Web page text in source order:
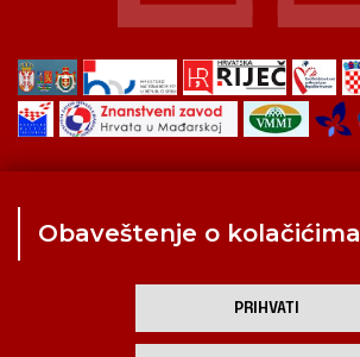
Kulturna scena
Obaveštenje o kolačićima
PRIHVATI